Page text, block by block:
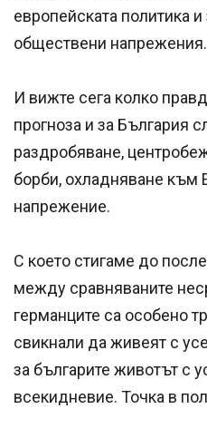
европейската политика
обществени напрежения.
И вижте сега колко
прогноза и за България
раздробяване,
борби, охладняване към
напрежение.
С което стигаме до
между сравняваните
германците са особено
свикнали да живеят с
за българите животът с
всекидневие. Точка в